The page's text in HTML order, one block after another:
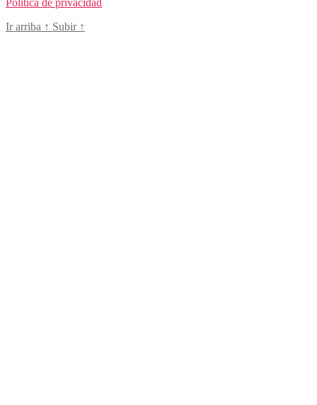
Ir arriba ↑ Subir ↑